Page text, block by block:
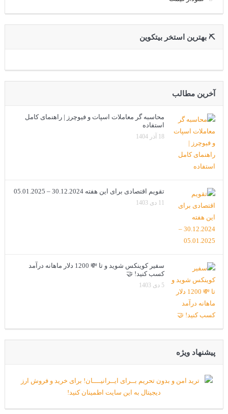
⛏ بهترین استخر بیتکوین
آخرین مطالب
محاسبه گر معاملات اسپات و فیوچرز | راهنمای کامل
استفاده
18 آذر 1404
تقویم اقتصادی برای این هفته 30.12.2024 – 05.01.2025
11 دی 1403
سفیر کوینکس شوید و تا 💸 1200 دلار ماهانه درآمد
کسب کنید! 🤝
5 دی 1403
پیشنهاد ویژه